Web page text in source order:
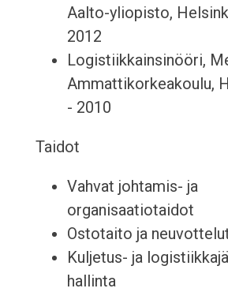
Aalto-yliopisto,
2012
Logistiikkainsinööri,
Ammattikorkeakoulu,
- 2010
Taidot
Vahvat johtamis- ja
organisaatiotaidot
Ostotaito ja
Kuljetus- ja
hallinta